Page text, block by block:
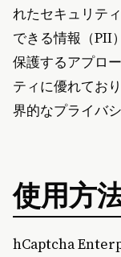
れたセキュリテ
できる情報（PII
保護するアプロ
ティに優れてお
界的なプライバ
使用方
hCaptcha